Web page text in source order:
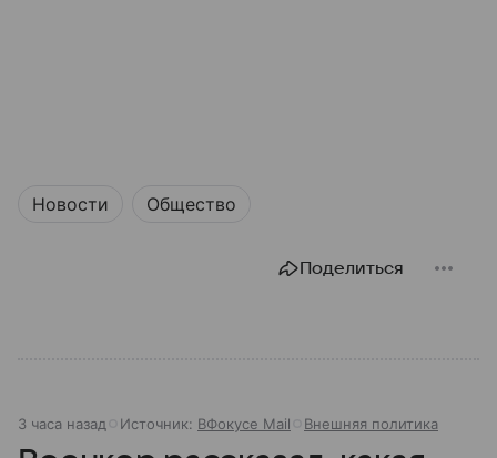
Новости Общество
Поделиться
3 часа назад Источник: ВФокусе Mail Внешняя политика